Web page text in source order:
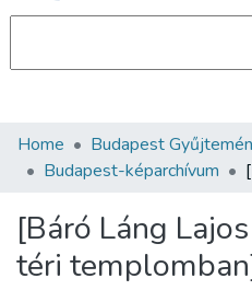
Communities & Collections
Statistics
About us
Home Budapest
Budapest-képarchívum
[Báró Láng
téri